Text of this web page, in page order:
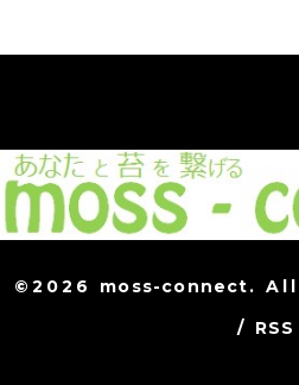
©2026 moss-connect.
/ RSS